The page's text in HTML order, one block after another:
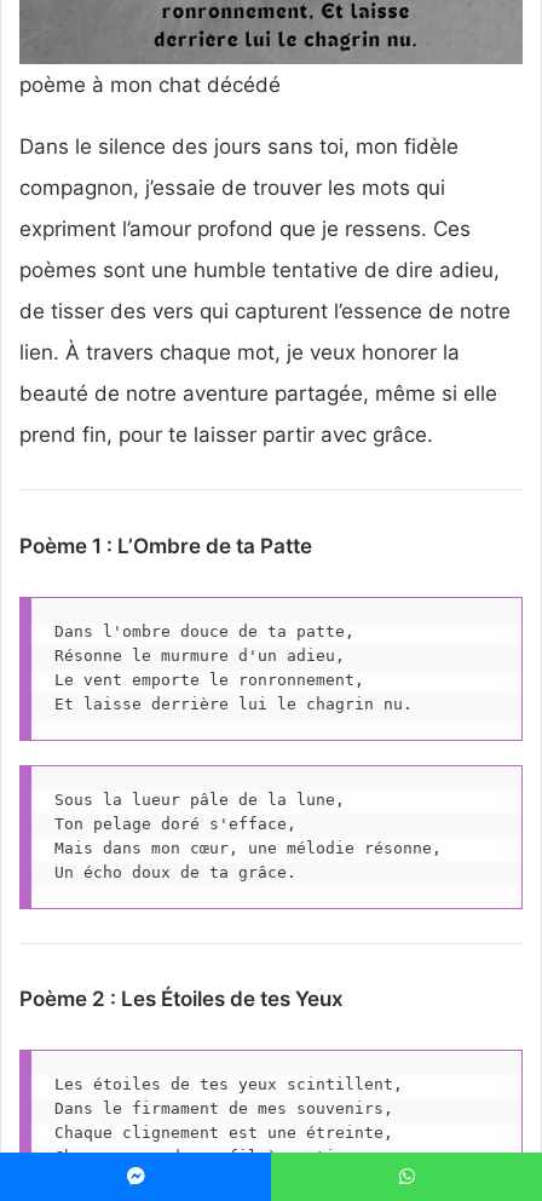
poème à mon chat décédé
Dans le silence des jours sans toi, mon fidèle
compagnon, j’essaie de trouver les mots qui
expriment l’amour profond que je ressens. Ces
poèmes sont une humble tentative de dire adieu,
de tisser des vers qui capturent l’essence de notre
lien. À travers chaque mot, je veux honorer la
beauté de notre aventure partagée, même si elle
prend fin, pour te laisser partir avec grâce.
Poème 1 : L’Ombre de ta Patte
Dans l'ombre douce de ta patte,
Résonne le murmure d'un adieu,
Le vent emporte le ronronnement,
Et laisse derrière lui le chagrin nu.
Sous la lueur pâle de la lune,
Ton pelage doré s'efface,
Mais dans mon cœur, une mélodie résonne,
Un écho doux de ta grâce.
Poème 2 : Les Étoiles de tes Yeux
Les étoiles de tes yeux scintillent,
Dans le firmament de mes souvenirs,
Chaque clignement est une étreinte,
Chaque regard, un fil à partir.